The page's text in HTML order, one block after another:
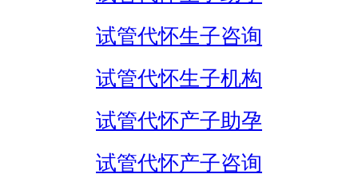
试管代怀生子咨询
试管代怀生子机构
试管代怀产子助孕
试管代怀产子咨询